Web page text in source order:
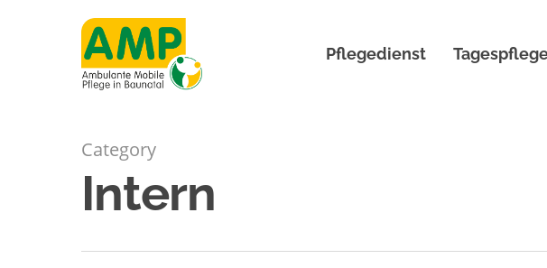
Pflegedienst
Category
Intern